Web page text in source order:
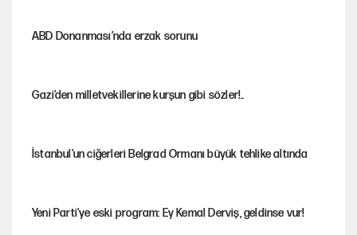
ABD Donanması’nda erzak sorunu
Gazi’den milletvekillerine kurşun gibi sözler!..
İstanbul’un ciğerleri Belgrad Ormanı büyük tehlike altında
Yeni Parti'ye eski program: Ey Kemal Derviş, geldinse vur!